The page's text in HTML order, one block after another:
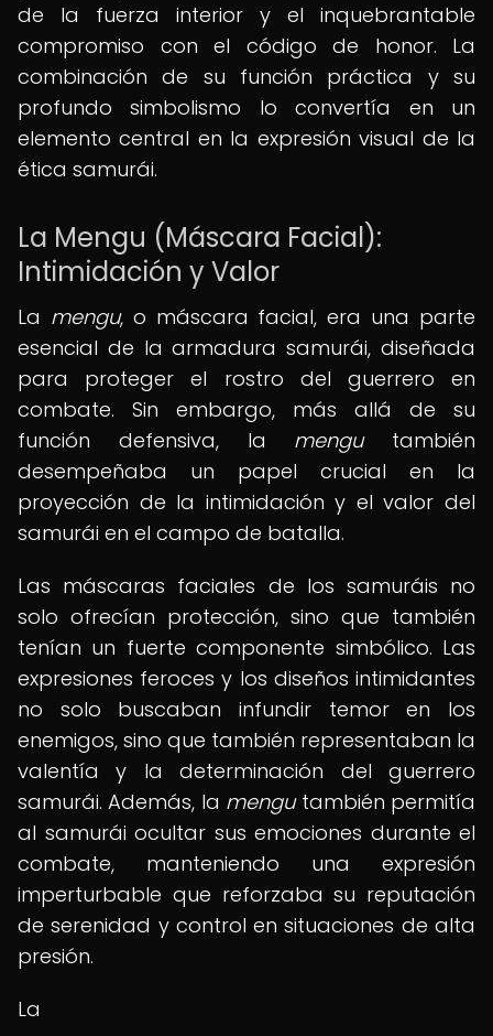
de la fuerza interior y el inquebrantable
compromiso con el código de honor. La
combinación de su función práctica y su
profundo simbolismo lo convertía en un
elemento central en la expresión visual de la
ética samurái.
La Mengu (Máscara Facial):
Intimidación y Valor
La mengu, o máscara facial, era una parte
esencial de la armadura samurái, diseñada
para proteger el rostro del guerrero en
combate. Sin embargo, más allá de su
función defensiva, la mengutambién
desempeñaba un papel crucial en la
proyección de la intimidación y el valor del
samurái en el campo de batalla.
Las máscaras faciales de los samuráis no
solo ofrecían protección, sino que también
tenían un fuerte componente simbólico. Las
expresiones feroces y los diseños intimidantes
no solo buscaban infundir temor en los
enemigos, sino que también representaban la
valentía y la determinación del guerrero
samurái. Además, la mengutambién permitía
al samurái ocultar sus emociones durante el
combate, manteniendo una expresión
imperturbable que reforzaba su reputación
de serenidad y control en situaciones de alta
presión.
La